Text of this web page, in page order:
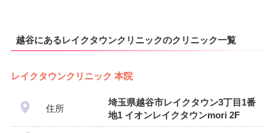
越谷にあるレイクタウンクリニックのクリニック一覧
レイクタウンクリニック 本院
住所
埼玉県越谷市レイクタウン3丁目1番
地1 イオンレイクタウンmori 2F